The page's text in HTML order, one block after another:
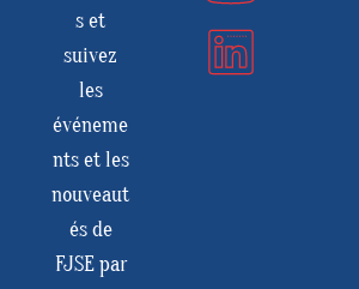
s et
suivez
les
événeme
nts et les
nouveaut
és de
FJSE par